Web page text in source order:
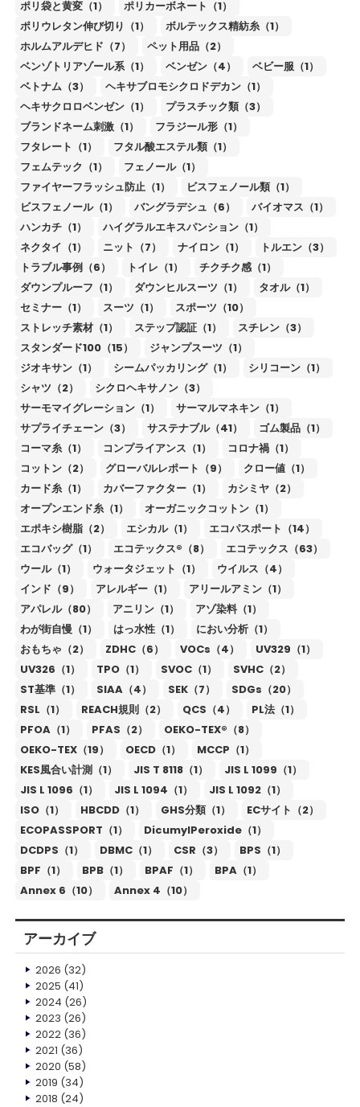
ポリ袋と黄変（1）
ポリカーボネート（1）
ポリウレタン伸び切り（1）
ボルテックス精紡糸（1）
ホルムアルデヒド（7）
ペット用品（2）
ベンゾトリアゾール系（1）
ベンゼン（4）
ベビー服（1）
ベトナム（3）
ヘキサブロモシクロドデカン（1）
ヘキサクロロベンゼン（1）
プラスチック類（3）
ブランドネーム刺激（1）
フラジール形（1）
フタレート（1）
フタル酸エステル類（1）
フェムテック（1）
フェノール（1）
ファイヤーフラッシュ防止（1）
ビスフェノール類（1）
ビスフェノール（1）
バングラデシュ（6）
バイオマス（1）
ハンカチ（1）
ハイグラルエキスパンション（1）
ネクタイ（1）
ニット（7） ナイロン（1）
トルエン（3）
トラブル事例（6）
トイレ（1）
チクチク感（1）
ダウンプルーフ（1）
ダウンヒルスーツ（1）
タオル（1）
セミナー（1）
スーツ（1）
スポーツ（10）
ストレッチ素材（1）
ステップ認証（1）
スチレン（3）
スタンダード100（15）
ジャンプスーツ（1）
ジオキサン（1）
シームパッカリング（1）
シリコーン（1）
シャツ（2）
シクロヘキサノン（3）
サーモマイグレーション（1）
サーマルマネキン（1）
サプライチェーン（3）
サステナブル（41）
ゴム製品（1）
コーマ糸（1）
コンプライアンス（1）
コロナ禍（1）
コットン（2）
グローバルレポート（9）
クロー値（1）
カード糸（1）
カバーファクター（1）
カシミヤ（2）
オープンエンド糸（1）
オーガニックコットン（1）
エポキシ樹脂（2）
エシカル（1）
エコパスポート（14）
エコバッグ（1）
エコテックス®（8）
エコテックス（63）
ウール（1）
ウォータジェット（1）
ウイルス（4）
インド（9）
アレルギー（1）
アリールアミン（1）
アパレル（80）
アニリン（1）
アゾ染料（1）
わが街自慢（1）
はっ水性（1）
におい分析（1）
おもちゃ（2）
ZDHC（6） VOCs（4）
UV329（1）
UV326（1）
TPO（1） SVOC（1）
SVHC（2）
ST基準（1）
SIAA（4） SEK（7）
SDGs（20）
RSL（1）
REACH規則（2） QCS（4）
PL法（1）
PFOA（1）
PFAS（2）
OEKO-TEX®（8）
OEKO-TEX（19）
OECD（1）
MCCP（1）
KES風合い計測（1）
JIS T 8118（1）
JIS L 1099（1）
JIS L 1096（1）
JIS L 1094（1）
JIS L 1092（1）
ISO（1）
HBCDD（1） GHS分類（1）
ECサイト（2）
ECOPASSPORT（1）
DicumylPeroxide（1）
DCDPS（1）
DBMC（1） CSR（3）
BPS（1）
BPF（1）
BPB（1） BPAF（1）
BPA（1）
Annex 6（10）
Annex 4（10）
アーカイブ
2026 (32)
2025 (41)
2024 (26)
2023 (26)
2022(36)
2021 (36)
2020 (58)
2019 (34)
2018 (24)